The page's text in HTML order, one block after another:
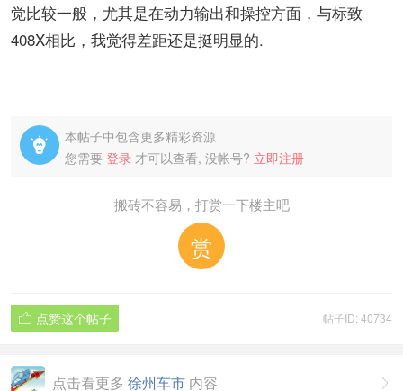
觉比较一般，尤其是在动力输出和操控方面，与标致
408X相比，我觉得差距还是挺明显的.

本帖子中包含更多精彩资源
您需要 登录 才可以查看, 没帐号? 立即注册
搬砖不容易，打赏一下楼主吧
赏
帖子ID: 40734
 点赞这个帖子

点击看更多 徐州车市 内容